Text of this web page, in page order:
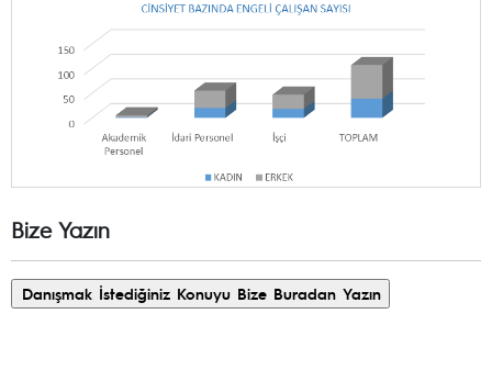
Bize Yazın